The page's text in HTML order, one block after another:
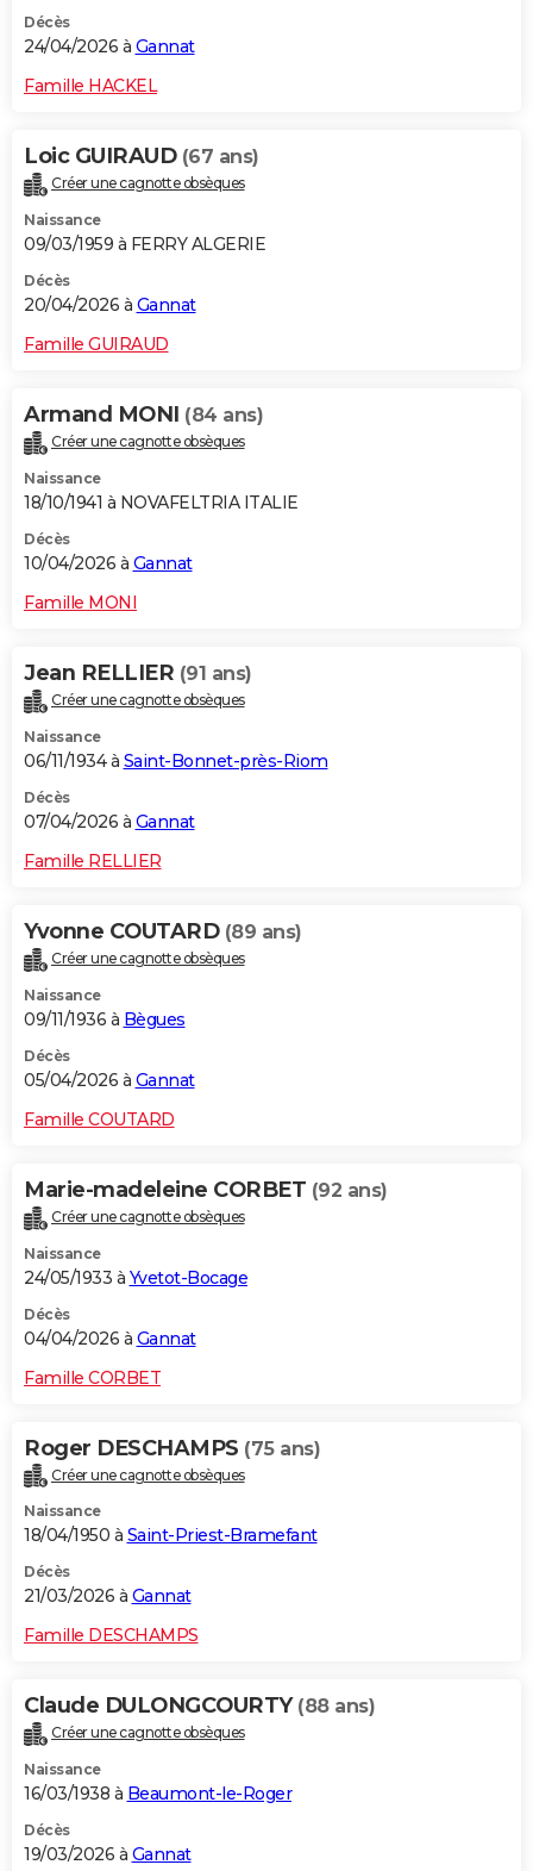
Décès
24/04/2026 à Gannat
Famille HACKEL
Loic GUIRAUD (67 ans)
Créer une cagnotte obsèques
Naissance
09/03/1959 à FERRY ALGERIE
Décès
20/04/2026 à Gannat
Famille GUIRAUD
Armand MONI (84 ans)
Créer une cagnotte obsèques
Naissance
18/10/1941 à NOVAFELTRIA ITALIE
Décès
10/04/2026 à Gannat
Famille MONI
Jean RELLIER (91 ans)
Créer une cagnotte obsèques
Naissance
06/11/1934 à Saint-Bonnet-près-Riom
Décès
07/04/2026 à Gannat
Famille RELLIER
Yvonne COUTARD (89 ans)
Créer une cagnotte obsèques
Naissance
09/11/1936 à Bègues
Décès
05/04/2026 à Gannat
Famille COUTARD
Marie-madeleine CORBET (92 ans)
Créer une cagnotte obsèques
Naissance
24/05/1933 à Yvetot-Bocage
Décès
04/04/2026 à Gannat
Famille CORBET
Roger DESCHAMPS (75 ans)
Créer une cagnotte obsèques
Naissance
18/04/1950 à Saint-Priest-Bramefant
Décès
21/03/2026 à Gannat
Famille DESCHAMPS
Claude DULONGCOURTY (88 ans)
Créer une cagnotte obsèques
Naissance
16/03/1938 à Beaumont-le-Roger
Décès
19/03/2026 à Gannat